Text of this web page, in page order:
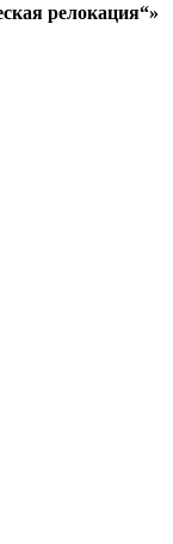
релокация“»